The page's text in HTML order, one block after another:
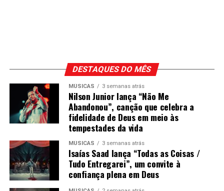
DESTAQUES DO MÊS
MÚSICAS 3 semanas atrás
Nilson Junior lança “Não Me
Abandonou”, canção que celebra a
fidelidade de Deus em meio às
tempestades da vida
MÚSICAS 3 semanas atrás
Isaías Saad lança “Todas as Coisas /
Tudo Entregarei”, um convite à
confiança plena em Deus